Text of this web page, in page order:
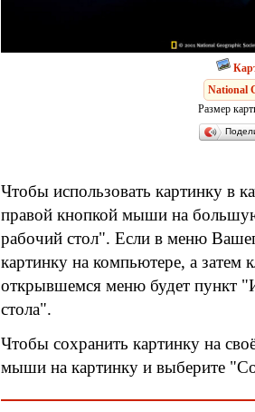
National
Размер
Чтобы использовать картинку в
правой кнопкой мыши на
рабочий стол". Если в меню
картинку на компьютере, а затем
открывшемся меню будет пункт
стола".
Чтобы сохранить картинку на
мыши на картинку и выберите